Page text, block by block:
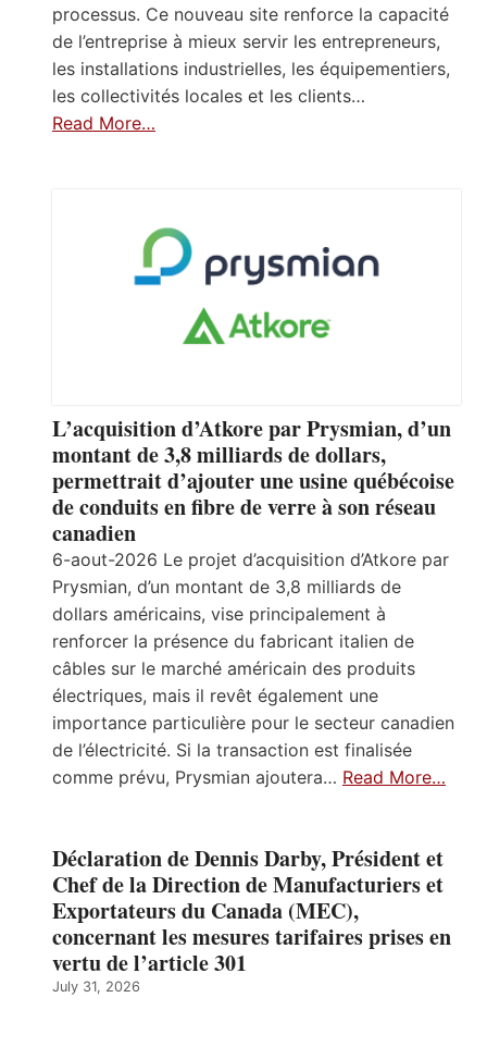
processus. Ce nouveau site renforce la capacité
de l’entreprise à mieux servir les entrepreneurs,
les installations industrielles, les équipementiers,
les collectivités locales et les clients…
Read More…
L’acquisition d’Atkore par Prysmian, d’un
montant de 3,8 milliards de dollars,
permettrait d’ajouter une usine québécoise
de conduits en fibre de verre à son réseau
canadien
6-aout-2026 Le projet d’acquisition d’Atkore par
Prysmian, d’un montant de 3,8 milliards de
dollars américains, vise principalement à
renforcer la présence du fabricant italien de
câbles sur le marché américain des produits
électriques, mais il revêt également une
importance particulière pour le secteur canadien
de l’électricité. Si la transaction est finalisée
comme prévu, Prysmian ajoutera… Read More…
Déclaration de Dennis Darby, Président et
Chef de la Direction de Manufacturiers et
Exportateurs du Canada (MEC),
concernant les mesures tarifaires prises en
vertu de l’article 301
July 31, 2026